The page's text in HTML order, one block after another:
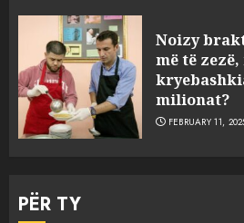
Noizy
më të
milionat?
FEBRUARY 11,
PËR TY
3
sulmuan
ngjarja u
serverat?
MARCH 25, 2025